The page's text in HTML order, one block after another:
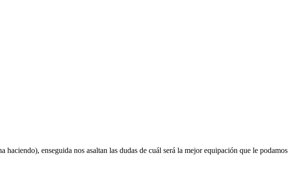
enseguida nos asaltan las dudas de cuál será la mejor equipación que le podamos